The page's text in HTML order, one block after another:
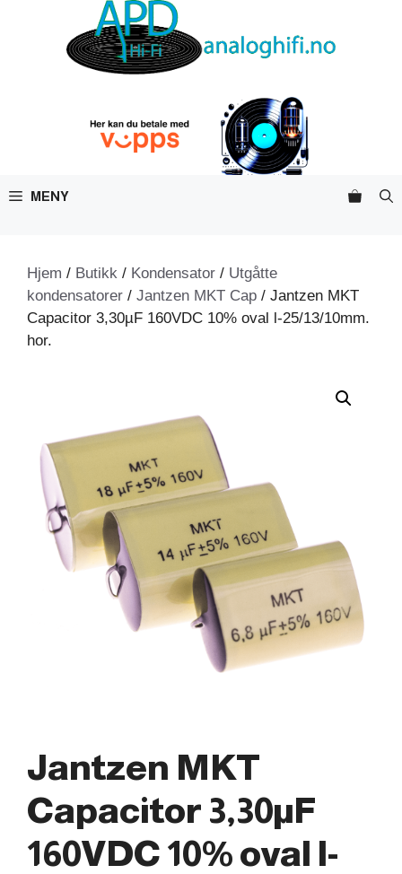
MENY
Hjem / Butikk / Kondensator / Utgåtte
kondensatorer / Jantzen MKT Cap / Jantzen MKT
Capacitor 3,30µF 160VDC 10% oval l-25/13/10mm.
hor.
Jantzen MKT
Capacitor 3,30µF
160VDC 10% oval l-